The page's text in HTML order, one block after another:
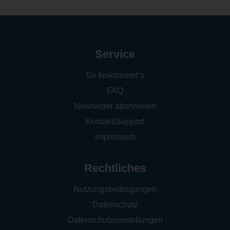
Service
So funktioniert‘s
FAQ
Newsletter abonnieren
Kontakt/Support
Impressum
Rechtliches
Nutzungsbedingungen
Datenschutz
Datenschutzeinstellungen